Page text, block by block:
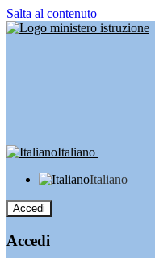
Salta al contenuto
Italiano
Italiano
Accedi
Accedi